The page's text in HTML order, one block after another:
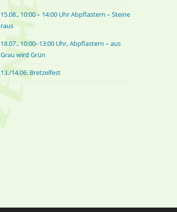
15.08., 10:00 – 14:00 Uhr Abpflastern – Steine
raus
18.07., 10:00–13:00 Uhr, Abpflastern – aus
Grau wird Grün
13./14.06. Bretzelfest